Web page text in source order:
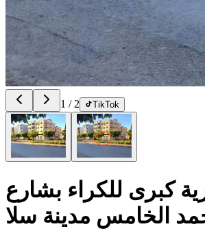
1 / 2 TikTok
كبرى للكراء بشارع
الخامس مدينة سلا